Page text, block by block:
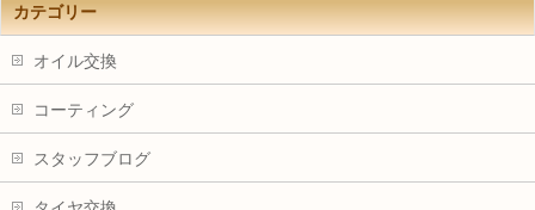
カテゴリー
オイル交換
コーティング
スタッフブログ